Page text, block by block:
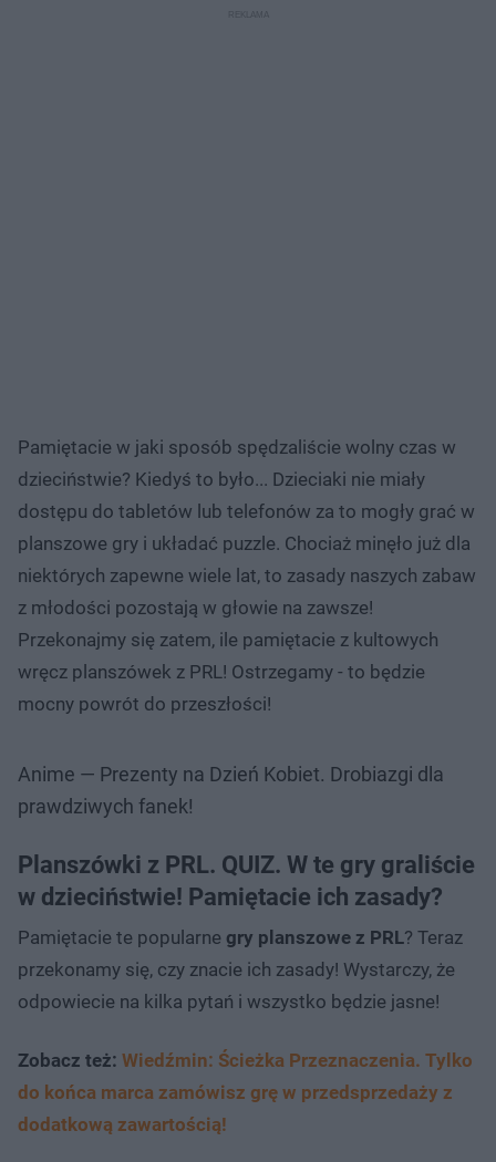
Pamiętacie w jaki sposób spędzaliście wolny czas w
dzieciństwie? Kiedyś to było... Dzieciaki nie miały
dostępu do tabletów lub telefonów za to mogły grać w
planszowe gry i układać puzzle. Chociaż minęło już dla
niektórych zapewne wiele lat, to zasady naszych zabaw
z młodości pozostają w głowie na zawsze!
Przekonajmy się zatem, ile pamiętacie z kultowych
wręcz planszówek z PRL! Ostrzegamy - to będzie
mocny powrót do przeszłości!
Anime — Prezenty na Dzień Kobiet. Drobiazgi dla
prawdziwych fanek!
Planszówki z PRL. QUIZ. W te gry graliście
w dzieciństwie! Pamiętacie ich zasady?
Pamiętacie te popularne gry planszowe z PRL? Teraz
przekonamy się, czy znacie ich zasady! Wystarczy, że
odpowiecie na kilka pytań i wszystko będzie jasne!
Zobacz też: Wiedźmin: Ścieżka Przeznaczenia. Tylko
do końca marca zamówisz grę w przedsprzedaży z
dodatkową zawartością!